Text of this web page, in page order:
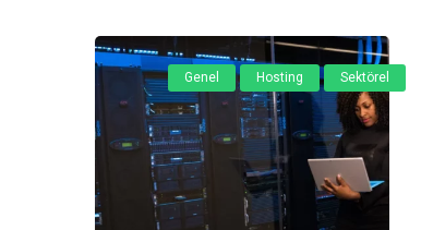
Genel Hosting Sektörel